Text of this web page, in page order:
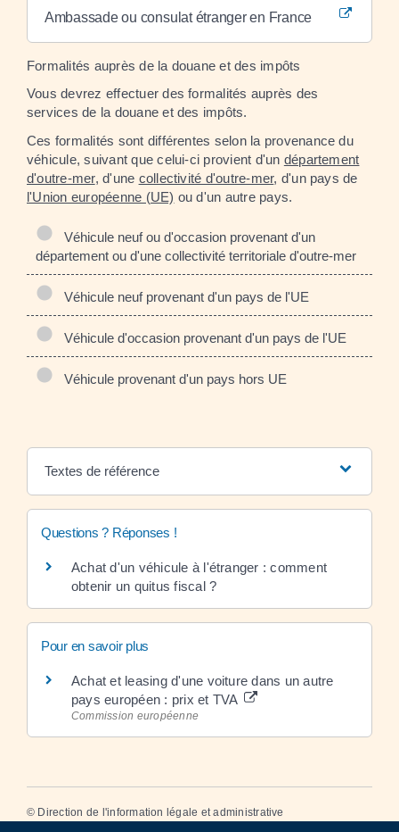
Ambassade ou consulat étranger en France
Formalités auprès de la douane et des impôts
Vous devrez effectuer des formalités auprès des
services de la douane et des impôts.
Ces formalités sont différentes selon la provenance du
véhicule, suivant que celui-ci provient d'un département
d'outre-mer, d'une collectivité d'outre-mer, d'un pays de
l'Union européenne (UE) ou d'un autre pays.
Véhicule neuf ou d'occasion provenant d'un
département ou d'une collectivité territoriale d'outre-mer
Véhicule neuf provenant d'un pays de l'UE
Véhicule d'occasion provenant d'un pays de l'UE
Véhicule provenant d'un pays hors UE
Textes de référence
Questions ? Réponses !
Achat d'un véhicule à l'étranger : comment
obtenir un quitus fiscal ?
Pour en savoir plus
Achat et leasing d'une voiture dans un autre
pays européen : prix et TVA
Commission européenne
© Direction de l'information légale et administrative